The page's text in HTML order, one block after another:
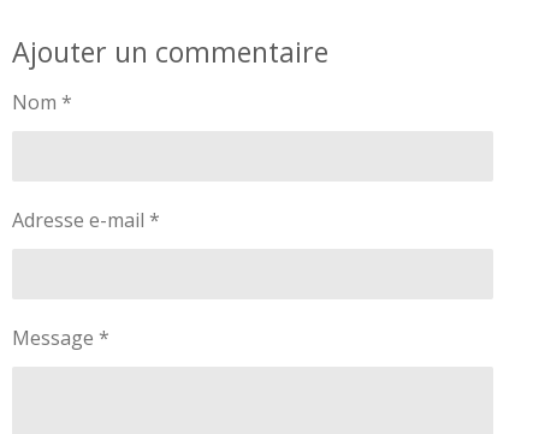
t
a
e
t
a
t
a
t
a
Ajouter un commentaire
Nom *
Adresse e-mail *
Message *